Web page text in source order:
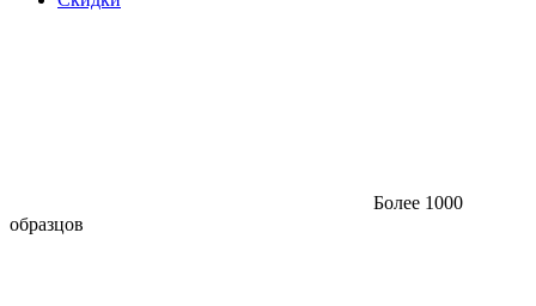
Более 1000
образцов